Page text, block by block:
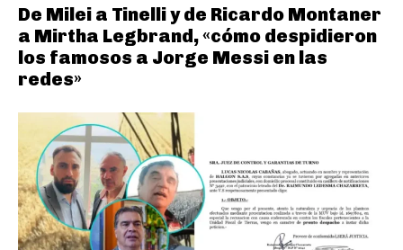
De Milei a Tinelli y de Ricardo Montaner
a Mirtha Legbrand, «cómo despidieron
los famosos a Jorge Messi en las
redes»